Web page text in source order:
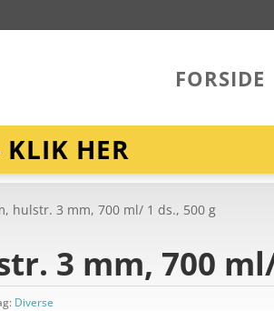
FORSIDE
KLIK HER
hulstr. 3 mm, 700 ml/ 1 ds., 500 g
3 mm, 700
Diverse